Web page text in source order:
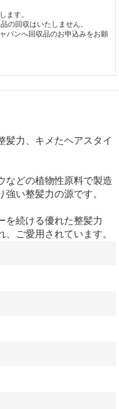
ます。
の回収はいたしません。
パンへ回収品のお申込みをお願
髪力、キメたヘアスタイ
などの植物性原料で製造
い整髪力の源です。
を続ける優れた整髪力
ご愛用されています。